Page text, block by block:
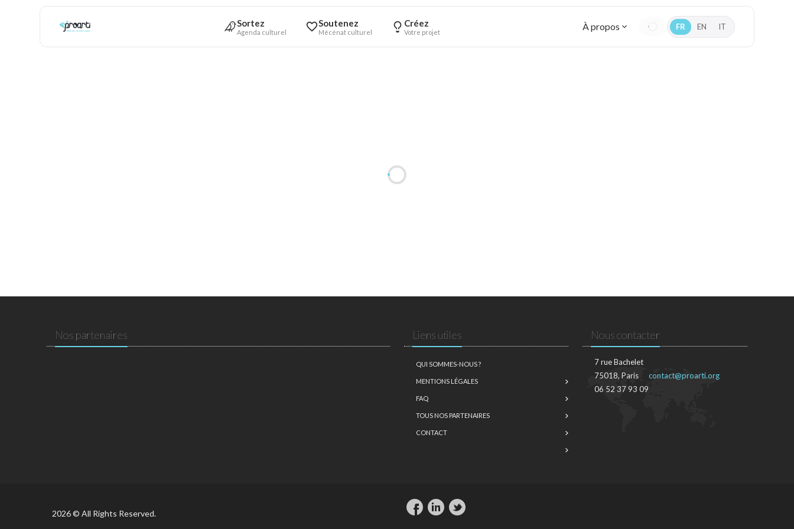
Sortez
Agenda culturel
Soutenez
Mécénat culturel
Créez
Votre projet À propos FR EN IT
Nos partenaires Liens utiles
QUI SOMMES-NOUS ?
MENTIONS LÉGALES
FAQ
TOUS NOS PARTENAIRES
CONTACT
Nous contacter
7 rue Bachelet
75018, Paris
06 52 37 93 09
contact@proarti.org
2026 © All Rights Reserved.